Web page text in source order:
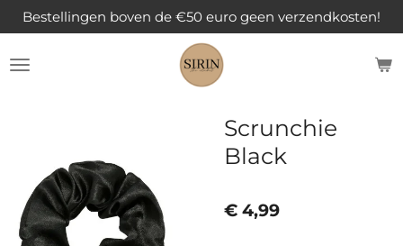
Ga
direct
naar
Bestellingen boven de €50 euro geen verzendkosten!
Scrunchie
Black
€ 4,99